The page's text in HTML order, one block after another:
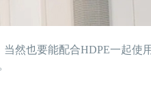
然也要能配合HDPE一起使